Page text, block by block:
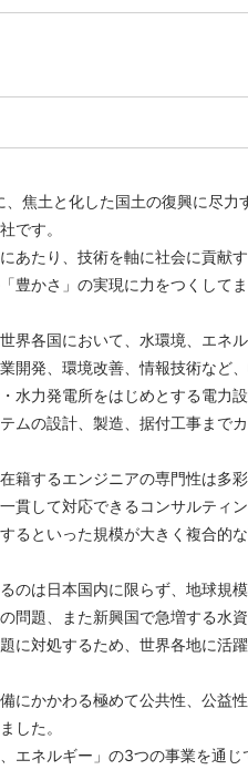
焦土と化した国土の復興に尽力
です。
あたり、技術を軸に社会に貢献
豊かさ」の実現に力をつくしてま
界各国において、水環境、エネ
開発、環境改善、情報技術など
水力発電所をはじめとする電力
ムの設計、製造、据付工事までカ
籍するエンジニアの専門性は多彩
貫して対応できるコンサルティ
るといった規模が大きく複合的
のは日本国内に限らず、地球規
問題、また新興国で急増する水
に対処するため、世界各地に活躍
にかかわる極めて公共性、公益
した。
エネルギー」の3つの事業を通